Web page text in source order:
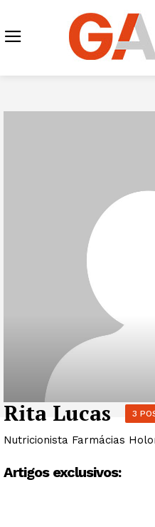
Rita Lucas 3
Nutricionista Farmácias
Artigos exclusivos: